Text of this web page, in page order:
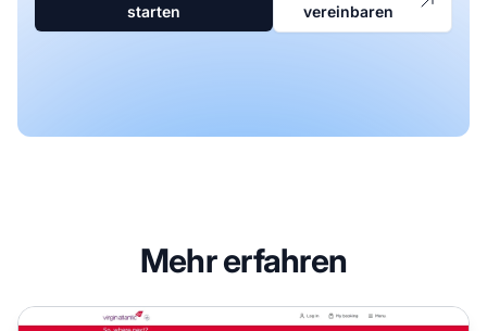
starten
vereinbaren
Mehr erfahren
Virgin Holidays Affiliate-Programm